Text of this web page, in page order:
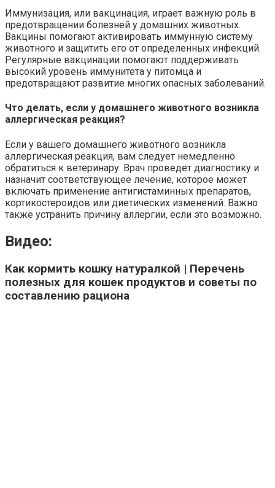
Иммунизация, или вакцинация, играет важную роль в
предотвращении болезней у домашних животных.
Вакцины помогают активировать иммунную систему
животного и защитить его от определенных инфекций.
Регулярные вакцинации помогают поддерживать
высокий уровень иммунитета у питомца и
предотвращают развитие многих опасных заболеваний.
Что делать, если у домашнего животного возникла
аллергическая реакция?
Если у вашего домашнего животного возникла
аллергическая реакция, вам следует немедленно
обратиться к ветеринару. Врач проведет диагностику и
назначит соответствующее лечение, которое может
включать применение антигистаминных препаратов,
кортикостероидов или диетических изменений. Важно
также устранить причину аллергии, если это возможно.
Видео:
Как кормить кошку натуралкой | Перечень
полезных для кошек продуктов и советы по
составлению рациона